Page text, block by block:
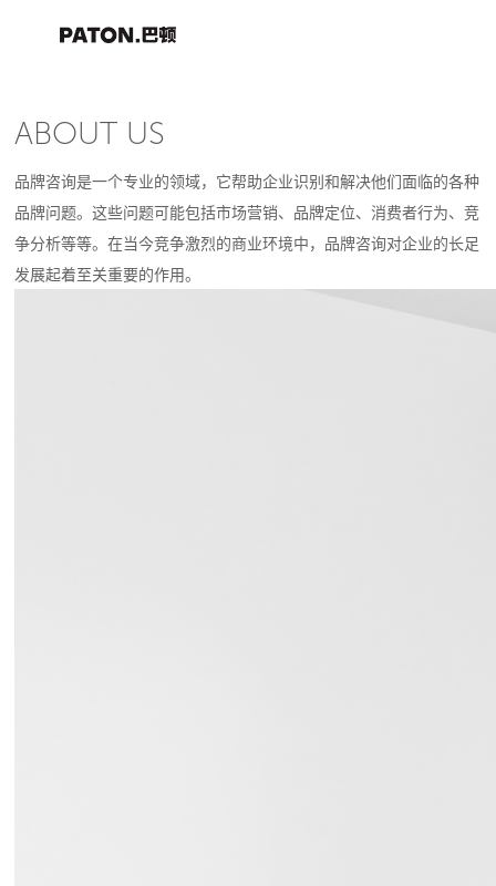
ABOUT US
品牌咨询是一个专业的领域，它帮助企业识别和解决他们面临的各种
品牌问题。这些问题可能包括市场营销、品牌定位、消费者行为、竞
争分析等等。在当今竞争激烈的商业环境中，品牌咨询对企业的长足
发展起着至关重要的作用。